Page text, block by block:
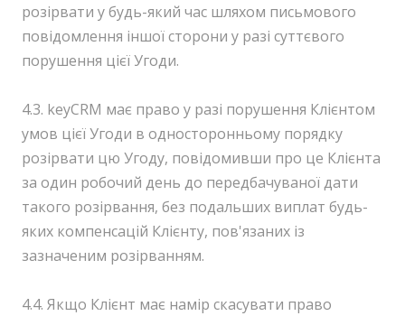
розірвати у будь-який час шляхом письмового
повідомлення іншої сторони у разі суттєвого
порушення цієї Угоди.
4.3. keyCRM має право у разі порушення Клієнтом
умов цієї Угоди в односторонньому порядку
розірвати цю Угоду, повідомивши про це Клієнта
за один робочий день до передбачуваної дати
такого розірвання, без подальших виплат будь-
яких компенсацій Клієнту, пов'язаних із
зазначеним розірванням.
4.4. Якщо Клієнт має намір скасувати право